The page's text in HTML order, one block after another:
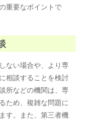
重要なポイントで
ない場合や、より専
相談することを検討
所などの機関は、専
ため、複雑な問題に
す。また、第三者機